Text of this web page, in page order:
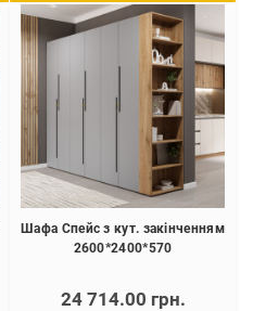
Шафа Спейс з кут. закінченням
2600*2400*570
24 714.00 грн.